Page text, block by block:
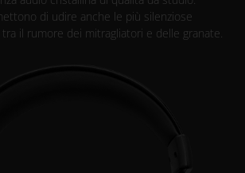
di udire anche le più silenziose
il rumore dei mitragliatori e delle granate.